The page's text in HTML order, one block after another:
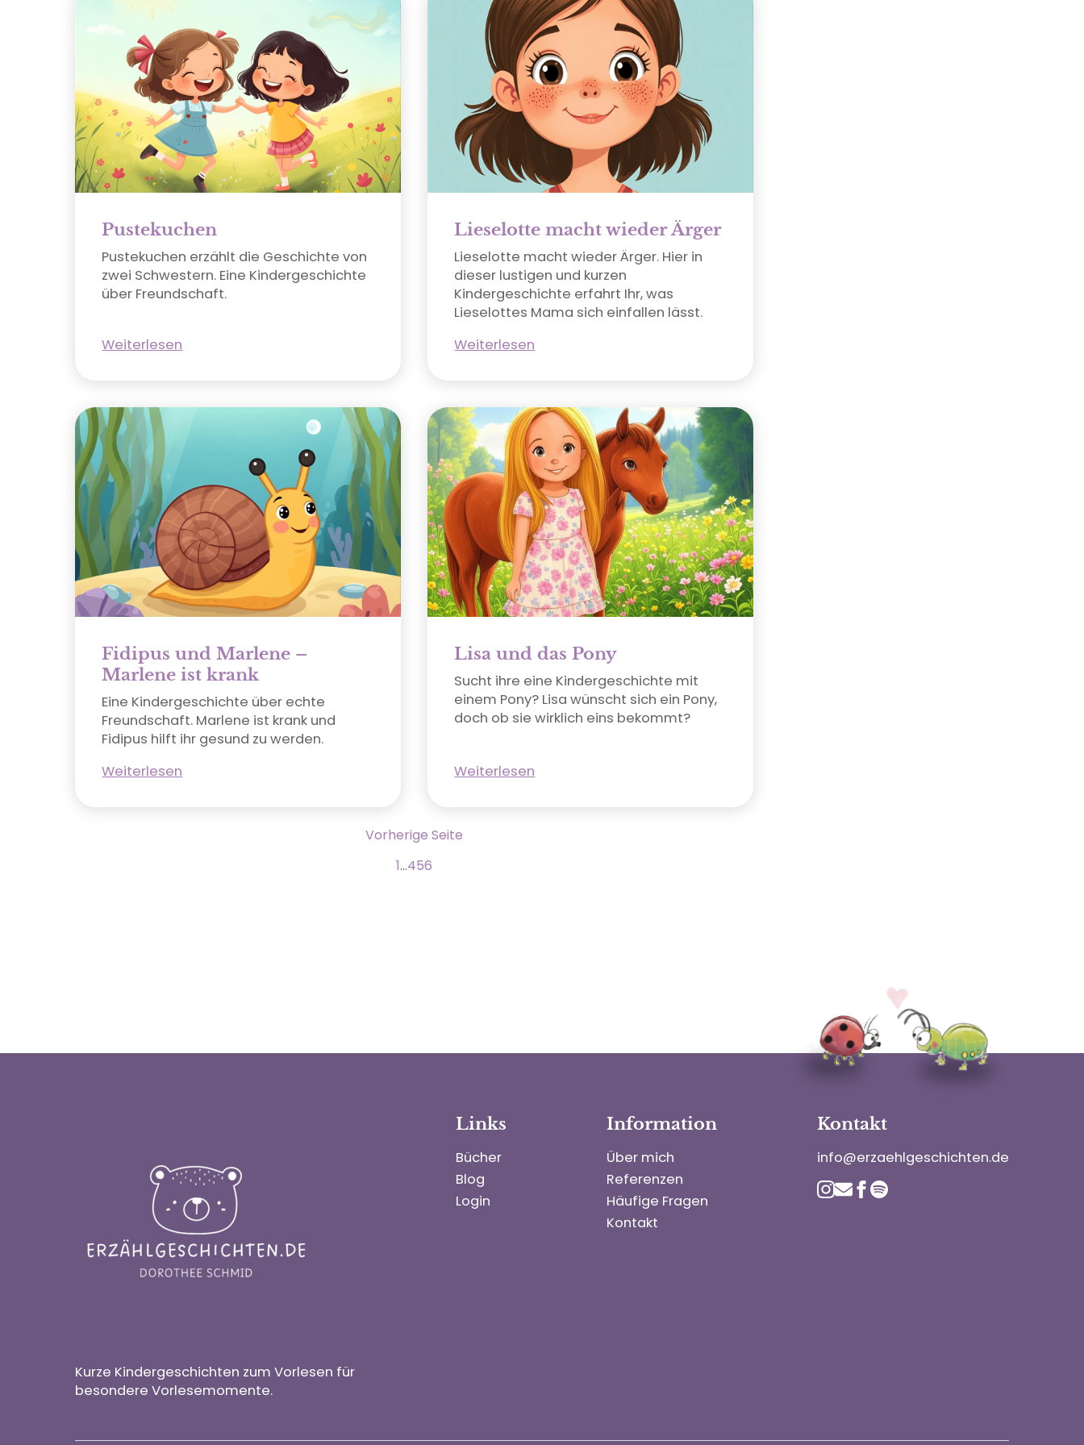
Pustekuchen
Pustekuchen erzählt die Geschichte von
zwei Schwestern. Eine Kindergeschichte
über Freundschaft.
Weiterlesen
Lieselotte macht wieder Ärger
Lieselotte macht wieder Ärger. Hier in
dieser lustigen und kurzen
Kindergeschichte erfahrt Ihr, was
Lieselottes Mama sich einfallen lässt.
Weiterlesen
Fidipus und Marlene –
Marlene ist krank
Eine Kindergeschichte über echte
Freundschaft. Marlene ist krank und
Fidipus hilft ihr gesund zu werden.
Weiterlesen
Lisa und das Pony
Sucht ihre eine Kindergeschichte mit
einem Pony? Lisa wünscht sich ein Pony,
doch ob sie wirklich eins bekommt?
Weiterlesen
Vorherige Seite
1…456
Kurze Kindergeschichten zum Vorlesen für
besondere Vorlesemomente.
Links
Bücher
Blog
Login
Information
Über mich
Referenzen
Häufige Fragen
Kontakt
Kontakt
info@erzaehlgeschichten.de